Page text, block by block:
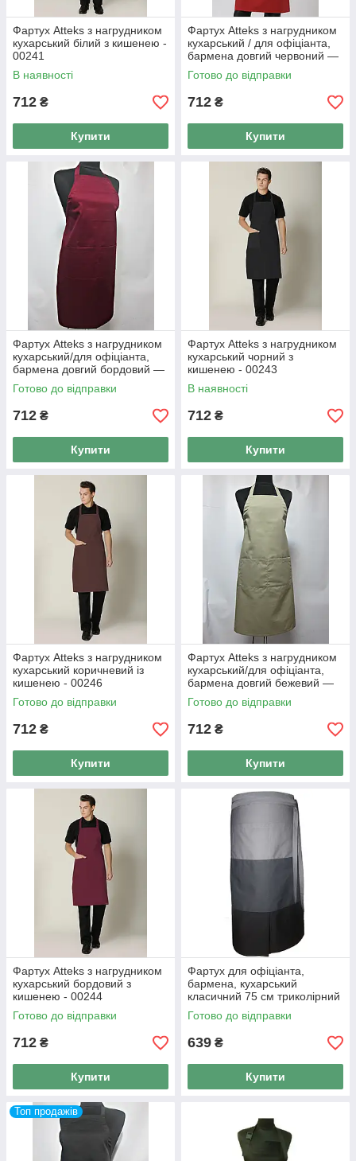
Фартух Atteks з нагрудником
кухарський білий з кишенею -
00241
В наявності
712 ₴
Купити
Фартух Atteks з нагрудником
кухарський / для офіціанта,
бармена довгий червоний —
00202
Готово до відправки
712 ₴
Купити
Фартух Atteks з нагрудником
кухарський/для офіціанта,
бармена довгий бордовий —
00203
Готово до відправки
712 ₴
Купити
Фартух Atteks з нагрудником
кухарський чорний з
кишенею - 00243
В наявності
712 ₴
Купити
Фартух Atteks з нагрудником
кухарський коричневий із
кишенею - 00246
Готово до відправки
712 ₴
Купити
Фартух Atteks з нагрудником
кухарський/для офіціанта,
бармена довгий бежевий —
00204
Готово до відправки
712 ₴
Купити
Фартух Atteks з нагрудником
кухарський бордовий з
кишенею - 00244
Готово до відправки
712 ₴
Купити
Фартух для офіціанта,
бармена, кухарський
класичний 75 см триколірний
Atteks — 00307
Готово до відправки
639 ₴
Купити
Топ продажів